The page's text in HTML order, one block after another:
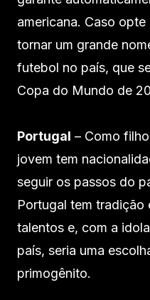
americana. Caso
tornar um grande
futebol no país, que
Copa do Mundo de
Portugal – Como
jovem tem
seguir os passos do
Portugal tem tradição
talentos e, com a
país, seria uma
primogênito.